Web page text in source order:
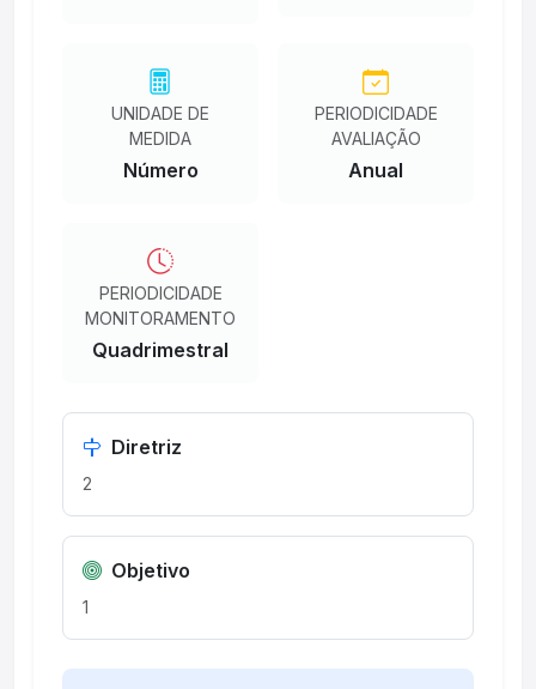
UNIDADE DE
MEDIDA
Número
PERIODICIDADE
AVALIAÇÃO
Anual
PERIODICIDADE
MONITORAMENTO
Quadrimestral
Diretriz
2
Objetivo
1